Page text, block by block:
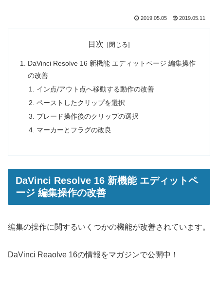
2019.05.05 2019.05.11
目次
DaVinci Resolve 16 新機能 エディットページ 編集操作
の改善
イン点/アウト点へ移動する動作の改善
ペーストしたクリップを選択
ブレード操作後のクリップの選択
マーカーとフラグの改良
DaVinci Resolve 16 新機能 エディットペ
ージ 編集操作の改善
編集の操作に関するいくつかの機能が改善されています。
DaVinci Reaolve 16の情報をマガジンで公開中！